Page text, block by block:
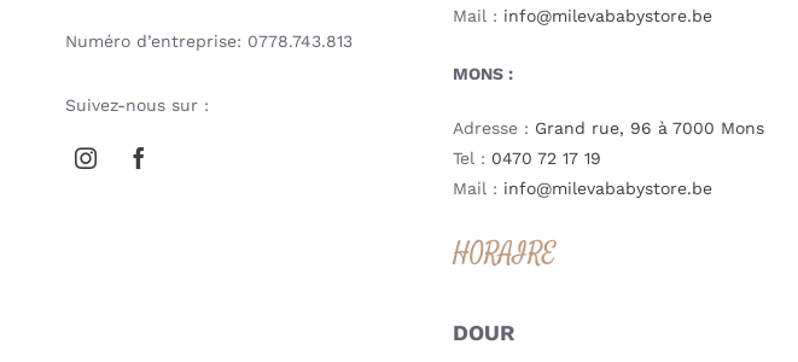
Numéro d’entreprise: 0778.743.813
Suivez-nous sur :
Mail : info@milevababystore.be
MONS :
Adresse : Grand rue, 96 à 7000 Mons
Tel : 0470 72 17 19
Mail : info@milevababystore.be
HORAIRE
DOUR